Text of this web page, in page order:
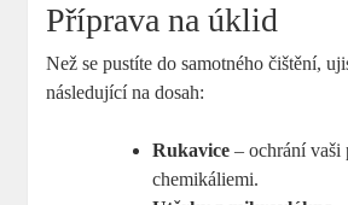
Příprava na úklid
Než se pustíte do samotného čištění,
následující na dosah:
Rukavice – ochrání vaši
chemikáliemi.